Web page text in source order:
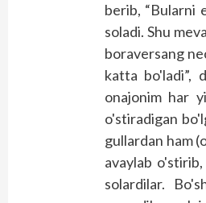
berib, “Bularni
soladi. Shu
boraversang
katta bo'ladi”,
onajonim har
o'stiradigan
gullardan ham
avaylab
solardilar.